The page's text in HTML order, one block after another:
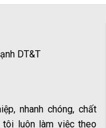
DT&T
nhanh chóng, chất
luôn làm việc theo